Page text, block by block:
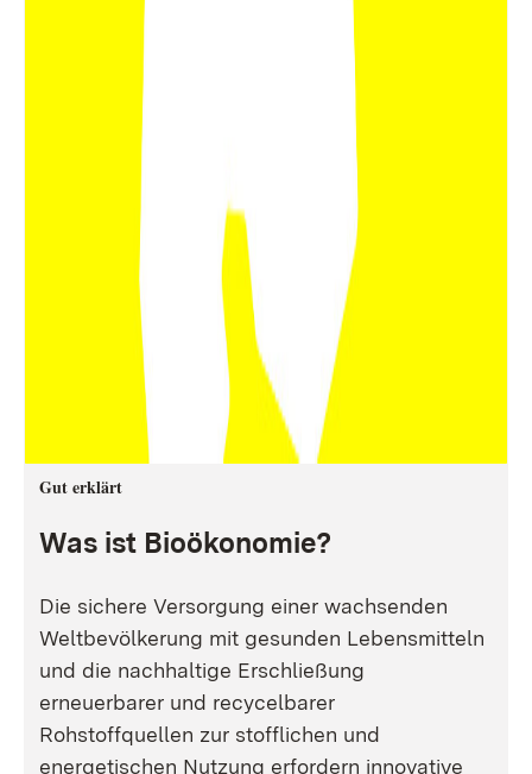
Gut erklärt
Was ist Bioökonomie?
Die sichere Versorgung einer wachsenden
Weltbevölkerung mit gesunden Lebensmitteln
und die nachhaltige Erschließung
erneuerbarer und recycelbarer
Rohstoffquellen zur stofflichen und
energetischen Nutzung erfordern innovative